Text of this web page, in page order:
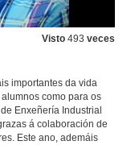
Visto 493 veces
importantes da vida
como para os
Enxeñería Industrial
á colaboración de
Este ano, ademáis
Discurso de dúas alumnas de Grado da Escola